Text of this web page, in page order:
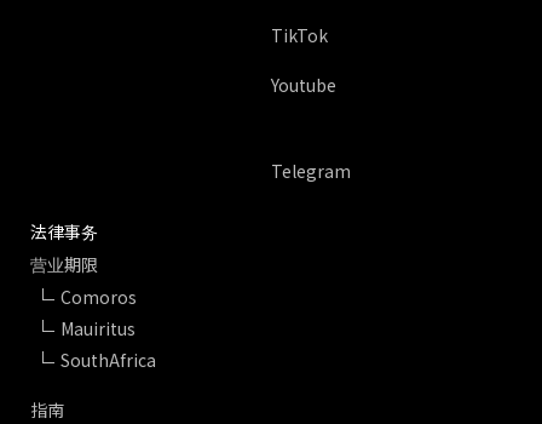
TikTok
Youtube
Telegram
法律事务
营业期限
Comoros
Mauiritus
SouthAfrica
指南